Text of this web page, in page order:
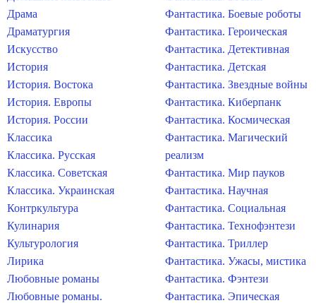
Драма
Драматургия
Искусство
История
История. Востока
История. Европы
История. России
Классика
Классика. Русская
Классика. Советская
Классика. Украинская
Контркультура
Кулинария
Культурология
Лирика
Любовные романы
Любовные романы.
Фантастика. Боевые роботы
Фантастика. Героическая
Фантастика. Детективная
Фантастика. Детская
Фантастика. Звездные войны
Фантастика. Киберпанк
Фантастика. Космическая
Фантастика. Магический
реализм
Фантастика. Мир пауков
Фантастика. Научная
Фантастика. Социальная
Фантастика. Технофэнтези
Фантастика. Триллер
Фантастика. Ужасы, мистика
Фантастика. Фэнтези
Фантастика. Эпическая